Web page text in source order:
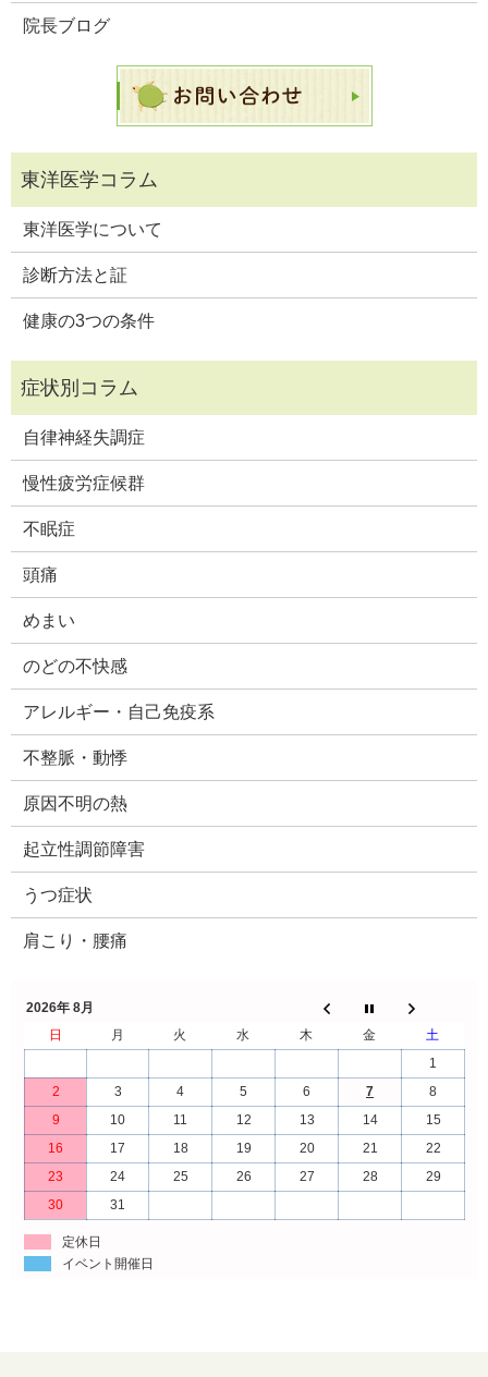
院長ブログ
東洋医学について
診断方法と証
健康の3つの条件
自律神経失調症
慢性疲労症候群
不眠症
頭痛
めまい
のどの不快感
アレルギー・自己免疫系
不整脈・動悸
原因不明の熱
起立性調節障害
うつ症状
肩こり・腰痛
2026年 8月
日
月 火 水 木 金
土
1
2
3 4 5 6 7
8
9
10 11 12 13 14
15
16
17 18 19 20 21
22
23
24 25 26 27 28
29
30
31
定休日
イベント開催日